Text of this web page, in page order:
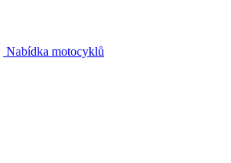
Nabídka motocyklů